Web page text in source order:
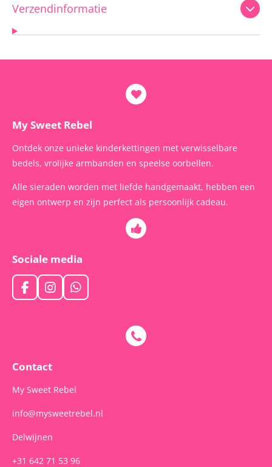
Verzendinformatie
My Sweet Rebel
Ontdek onze unieke kinderkettingen met verwisselbare
bedels, vrolijke armbanden en speelse oorbellen.
Alle sieraden worden met liefde handgemaakt, hebben een
eigen ontwerp en zijn perfect als persoonlijk cadeau.
Sociale media
F
a
k
I
n
r
a
m
W
h
Contact
My Sweet Rebel
info@mysweetrebel.nl
Delwijnen
+31 642 71 53 96